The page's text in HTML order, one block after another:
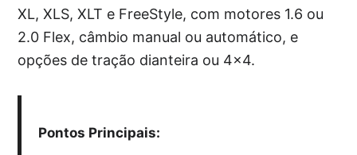
XL, XLS, XLT e FreeStyle, com motores 1.6 ou
2.0 Flex, câmbio manual ou automático, e
opções de tração dianteira ou 4×4.
Pontos Principais: